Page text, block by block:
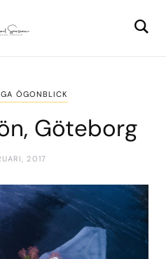
ÖGONBLICK
Göteborg
2017